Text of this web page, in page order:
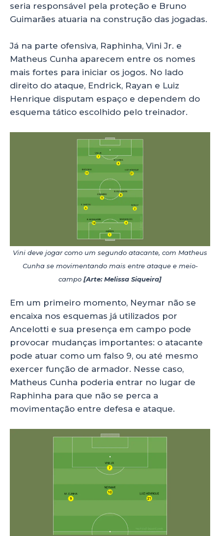
seria responsável pela proteção e Bruno
Guimarães atuaria na construção das jogadas.
Já na parte ofensiva, Raphinha, Vini Jr. e
Matheus Cunha aparecem entre os nomes
mais fortes para iniciar os jogos. No lado
direito do ataque, Endrick, Rayan e Luiz
Henrique disputam espaço e dependem do
esquema tático escolhido pelo treinador.
Vini deve jogar como um segundo atacante, com Matheus
Cunha se movimentando mais entre ataque e meio-
campo [Arte: Melissa Siqueira]
Em um primeiro momento, Neymar não se
encaixa nos esquemas já utilizados por
Ancelotti e sua presença em campo pode
provocar mudanças importantes: o atacante
pode atuar como um falso 9, ou até mesmo
exercer função de armador. Nesse caso,
Matheus Cunha poderia entrar no lugar de
Raphinha para que não se perca a
movimentação entre defesa e ataque.